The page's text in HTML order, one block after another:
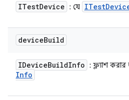
ITestDevice : যে ITest
deviceBuild
IDeviceBuildInfo : ফ্ল্যাশ
Info